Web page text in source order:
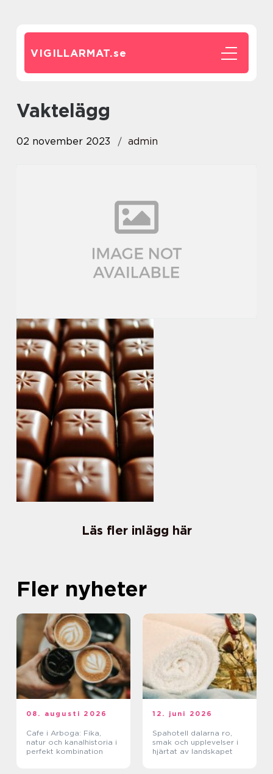
VIGILLARMAT.se
vaktelägg
02 november 2023 admin
Läs fler inlägg här
Fler nyheter
08. augusti 2026
Cafe i Arboga: Fika,
natur och kanalhistoria i
perfekt kombination
12. juni 2026
Spahotell dalarna ro,
smak och upplevelser i
hjärtat av landskapet